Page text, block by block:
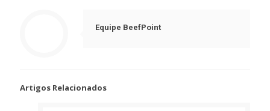
Equipe BeefPoint
Artigos Relacionados